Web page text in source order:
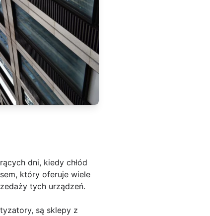
dni, kiedy chłód
który oferuje wiele
tych urządzeń.
są sklepy z